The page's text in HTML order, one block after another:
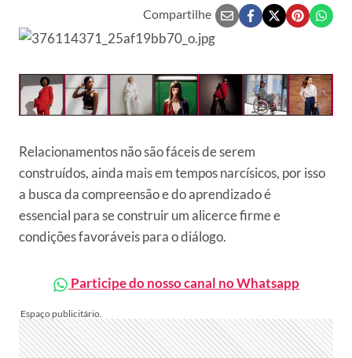
Compartilhe
Relacionamentos não são fáceis de serem
construídos, ainda mais em tempos narcísicos, por isso
a busca da compreensão e do aprendizado é
essencial para se construir um alicerce firme e
condições favoráveis para o diálogo.
Participe do nosso canal no Whatsapp